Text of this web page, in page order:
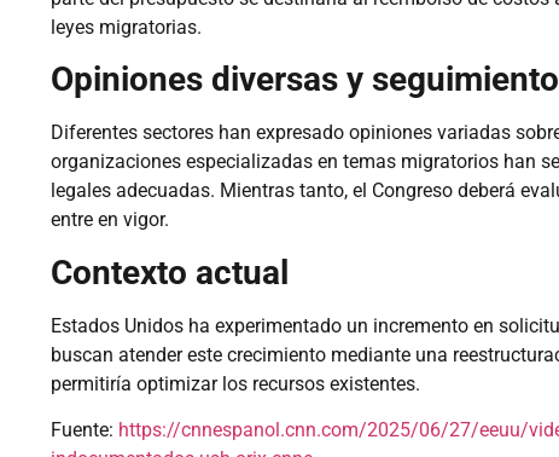
leyes migratorias.
Opiniones diversas y
Diferentes sectores han expresado opiniones variadas
organizaciones especializadas en temas migratorios han
legales adecuadas. Mientras tanto, el Congreso deberá
entre en vigor.
Contexto actual
Estados Unidos ha experimentado un incremento en
buscan atender este crecimiento mediante una
permitiría optimizar los recursos existentes.
Fuente: https://cnnespanol.cnn.com/2025/06/27/eeuu/